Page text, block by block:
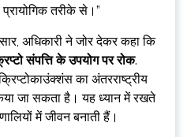
तरीके से।”
अधिकारी ने जोर देकर कहा कि
संपत्ति के उपयोग पर रोक.
का अंतरराष्ट्रीय
जा सकता है। यह ध्यान में रखते
में जीवन बनाती हैं।